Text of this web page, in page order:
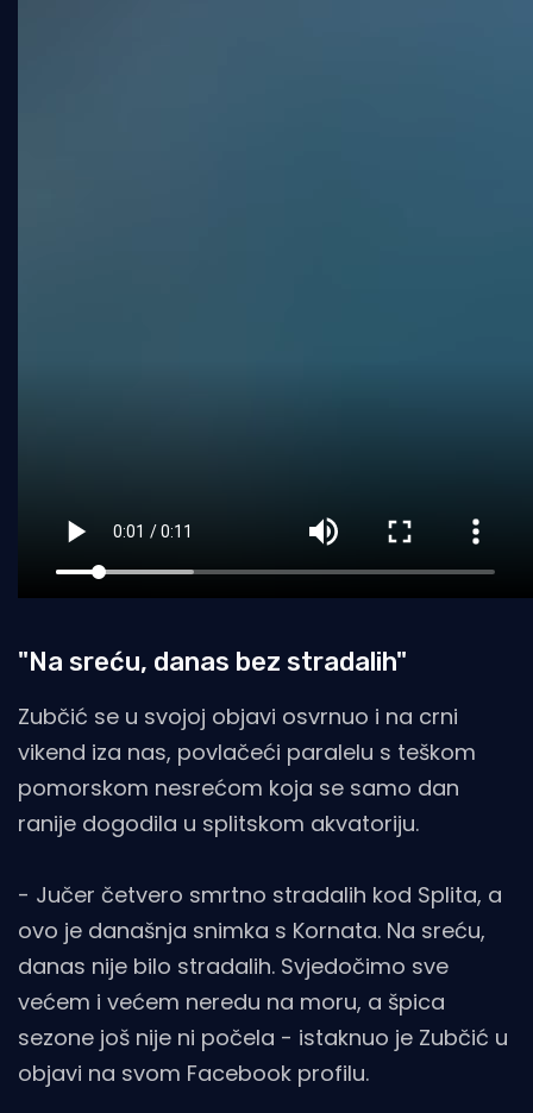
"Na sreću, danas bez stradalih"
Zubčić se u svojoj objavi osvrnuo i na crni
vikend iza nas, povlačeći paralelu s teškom
pomorskom nesrećom koja se samo dan
ranije dogodila u splitskom akvatoriju.
- Jučer četvero smrtno stradalih kod Splita, a
ovo je današnja snimka s Kornata. Na sreću,
danas nije bilo stradalih. Svjedočimo sve
većem i većem neredu na moru, a špica
sezone još nije ni počela - istaknuo je Zubčić u
objavi na svom Facebook profilu.